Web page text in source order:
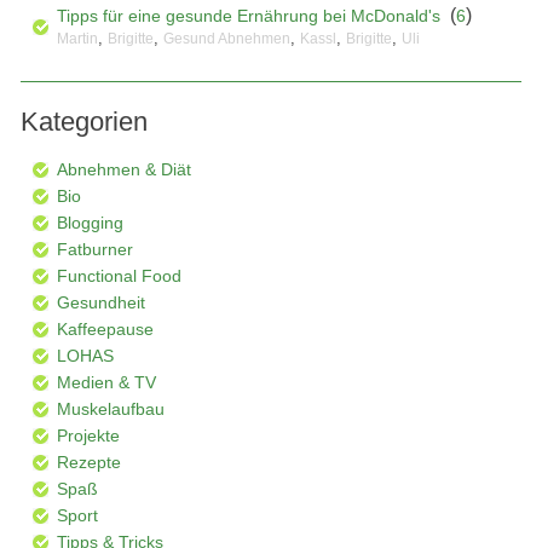
Tipps für eine gesunde Ernährung bei McDonald's (6)
Martin Brigitte Gesund Abnehmen Kassl Brigitte Uli
Kategorien
Abnehmen & Diät
Bio
Blogging
Fatburner
Functional Food
Gesundheit
Kaffeepause
LOHAS
Medien & TV
Muskelaufbau
Projekte
Rezepte
Spaß
Sport
Tipps & Tricks